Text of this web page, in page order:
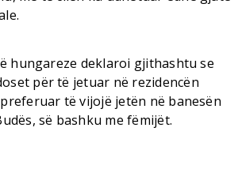
hungareze deklaroi gjithashtu se
për të jetuar në rezidencën
të vijojë jetën në banesën
së bashku me fëmijët.